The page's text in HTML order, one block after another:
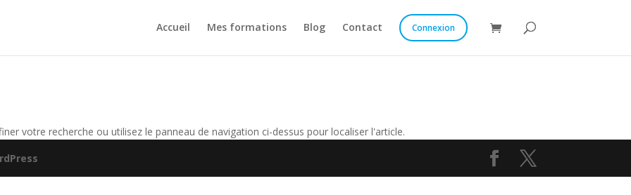
Accueil Mes formations Blog Contact Connexion
votre recherche ou utilisez le panneau de navigation ci-dessus pour localiser l'article.